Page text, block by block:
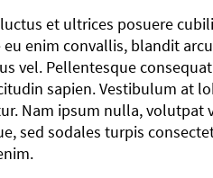
et ultrices posuere
enim convallis, blandit
vel. Pellentesque
sapien. Vestibulum at
Nam ipsum nulla, volutpat
sed sodales turpis